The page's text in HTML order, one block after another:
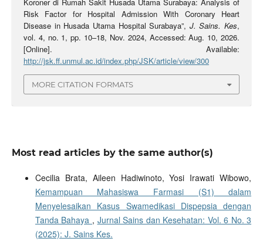
Risk Factor for Hospital Admission With Coronary Heart
Disease in Husada Utama Hospital Surabaya”, J. Sains. Kes,
vol. 4, no. 1, pp. 10–18, Nov. 2024, Accessed: Aug. 10, 2026.
[Online]. Available:
http://jsk.ff.unmul.ac.id/index.php/JSK/article/view/300
MORE CITATION FORMATS
Most read articles by the same author(s)
Cecilia Brata, Aileen Hadiwinoto, Yosi Irawati Wibowo,
Kemampuan Mahasiswa Farmasi (S1) dalam
Menyelesaikan Kasus Swamedikasi Dispepsia dengan
Tanda Bahaya , Jurnal Sains dan Kesehatan: Vol. 6 No. 3
(2025): J. Sains Kes.